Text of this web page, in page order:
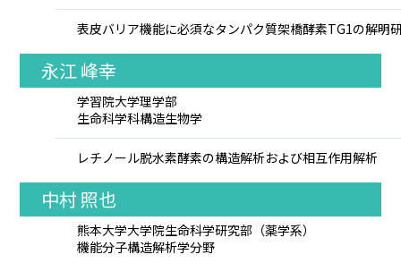
表皮バリア機能に必須なタンパク質架橋酵素TG1の解明
永江 峰幸
学習院大学理学部
生命科学科構造生物学
レチノール脱水素酵素の構造解析および相互作用解析
中村 照也
熊本大学大学院生命科学研究部（薬学系）
機能分子構造解析学分野